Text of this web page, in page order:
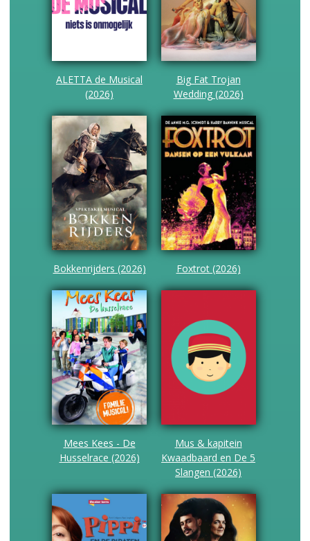
ALETTA de Musical
(2026)
Big Fat Trojan
Wedding (2026)
Bokkenrijders (2026) Foxtrot (2026)
Mees Kees - De
Husselrace (2026)
Mus & kapitein
Kwaadbaard en De 5
Slangen (2026)